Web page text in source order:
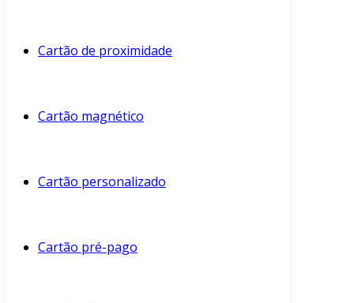
Cartão de proximidade
Cartão magnético
Cartão personalizado
Cartão pré-pago